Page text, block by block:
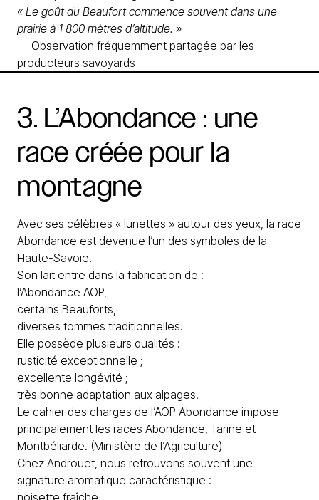
« Le goût du Beaufort commence souvent dans une
prairie à 1 800 mètres d’altitude. »
— Observation fréquemment partagée par les
producteurs savoyards
3. L’Abondance : une
race créée pour la
montagne
Avec ses célèbres « lunettes » autour des yeux, la race
Abondance est devenue l’un des symboles de la
Haute-Savoie.
Son lait entre dans la fabrication de :
l’Abondance AOP,
certains Beauforts,
diverses tommes traditionnelles.
Elle possède plusieurs qualités :
rusticité exceptionnelle ;
excellente longévité ;
très bonne adaptation aux alpages.
Le cahier des charges de l’AOP Abondance impose
principalement les races Abondance, Tarine et
Montbéliarde. (Ministère de l’Agriculture)
Chez Androuet, nous retrouvons souvent une
signature aromatique caractéristique :
noisette fraîche,